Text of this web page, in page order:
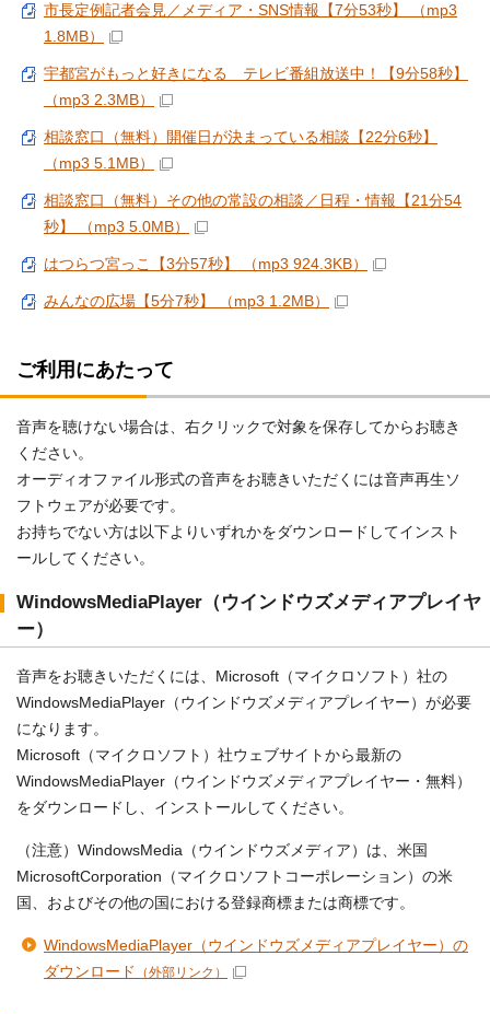
市長定例記者会見／メディア・SNS情報【7分53秒】 （mp3
1.8MB）
宇都宮がもっと好きになる テレビ番組放送中！【9分58秒】
（mp3 2.3MB）
相談窓口（無料）開催日が決まっている相談【22分6秒】
（mp3 5.1MB）
相談窓口（無料）その他の常設の相談／日程・情報【21分54
秒】 （mp3 5.0MB）
はつらつ宮っこ【3分57秒】 （mp3 924.3KB）
みんなの広場【5分7秒】 （mp3 1.2MB）
ご利用にあたって
音声を聴けない場合は、右クリックで対象を保存してからお聴き
ください。
オーディオファイル形式の音声をお聴きいただくには音声再生ソ
フトウェアが必要です。
お持ちでない方は以下よりいずれかをダウンロードしてインスト
ールしてください。
WindowsMediaPlayer（ウインドウズメディアプレイヤ
ー）
音声をお聴きいただくには、Microsoft（マイクロソフト）社の
WindowsMediaPlayer（ウインドウズメディアプレイヤー）が必要
になります。
Microsoft（マイクロソフト）社ウェブサイトから最新の
WindowsMediaPlayer（ウインドウズメディアプレイヤー・無料）
をダウンロードし、インストールしてください。
（注意）WindowsMedia（ウインドウズメディア）は、米国
MicrosoftCorporation（マイクロソフトコーポレーション）の米
国、およびその他の国における登録商標または商標です。
WindowsMediaPlayer（ウインドウズメディアプレイヤー）の
ダウンロード
（外部リンク）